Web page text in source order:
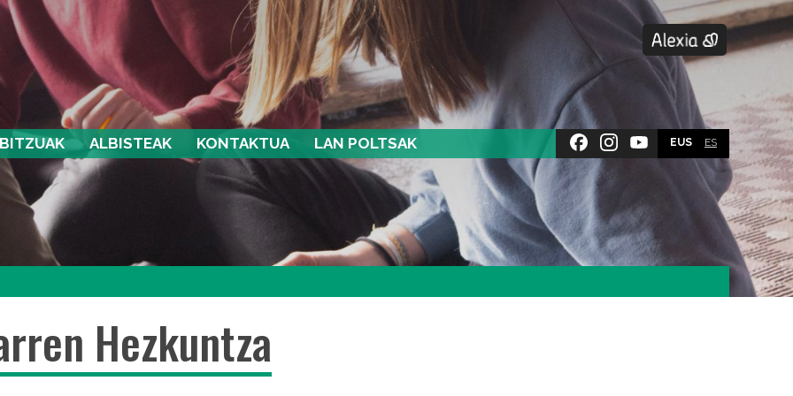
ALBISTEAK KONTAKTUA LAN POLTSAK EUS ES
Hezkuntza